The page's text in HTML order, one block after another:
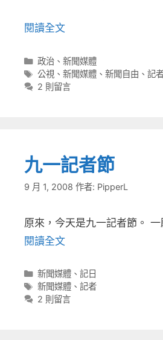
閱讀全文
分
類
政治、 新聞媒體
標
籤
公視 、 新聞媒體、 新聞自由 、 記
2 則留言
九一記者節
9 月 1, 2008 作者: PipperL
原來，今天是九一記者節。
閱讀全文
分
類
新聞媒體、 記日
標
籤
新聞媒體、 記者
2 則留言